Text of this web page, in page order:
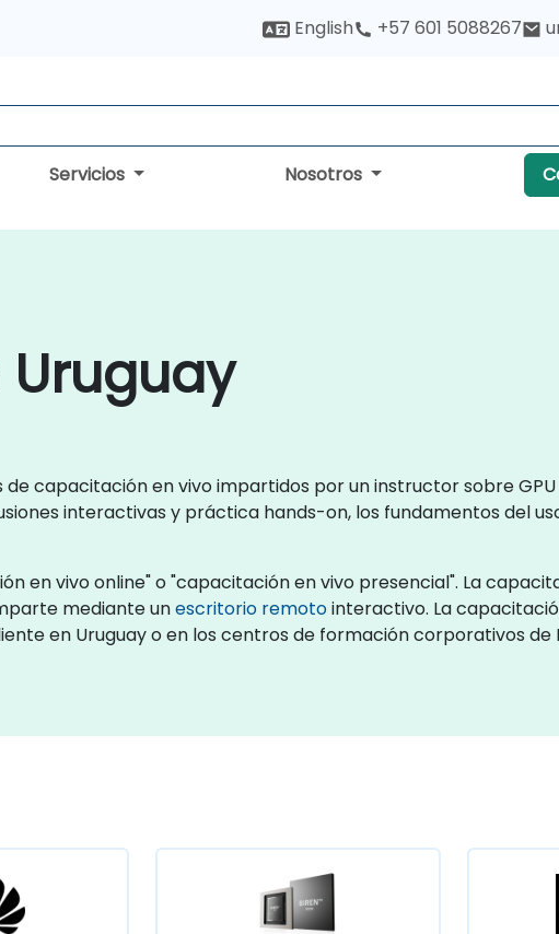
English +57 601 5088267
Servicios Nosotros
Uruguay
capacitación en vivo impartidos por un instructor sobre
interactivas y práctica hands-on, los fundamentos del
en vivo online" o "capacitación en vivo presencial". La
mediante unescritorio remotointeractivo. La
en Uruguay o en los centros de formación corporativos de